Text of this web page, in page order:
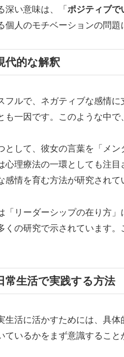
深い意味は、「 ポジティブで
個人のモチベーションの問
代的な解釈
フルで、ネガティブな感情
も一因です。このような中
として、彼女の言葉を「メ
心理療法の一環としても注
感情を育む方法が研究されて
「リーダーシップの在り方
くの研究で示されています
常生活で実践する方法
生活に活かすためには、具
ているかをまず意識するこ